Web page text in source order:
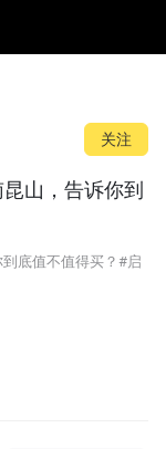
关注
山，告诉你到
到底值不值得买？#启